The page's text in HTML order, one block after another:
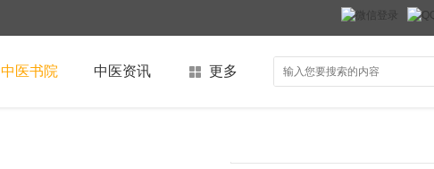
中医书院 中医资讯 更多